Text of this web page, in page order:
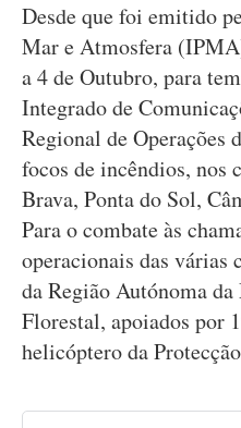
Desde que foi emitido
Mar e Atmosfera
a 4 de Outubro, para
Integrado de
Regional de Operações
focos de incêndios, nos
Brava, Ponta do Sol,
Para o combate às
operacionais das várias
da Região Autónoma
Florestal, apoiados por
helicóptero da